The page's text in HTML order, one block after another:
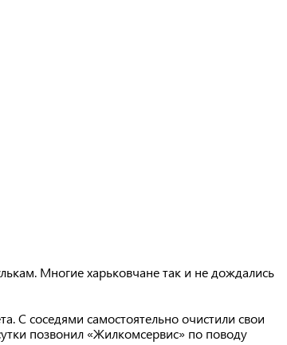
Многие харьковчане так и не дождались
С соседями самостоятельно очистили свои
позвонил «Жилкомсервис» по поводу